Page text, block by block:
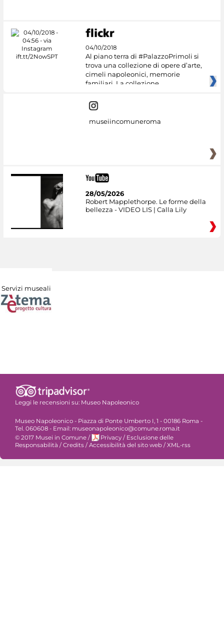
04/10/2018
Al piano terra di #PalazzoPrimoli si
trova una collezione di opere d’arte,
cimeli napoleonici, memorie
familiari. La collezione
museiincomuneroma
28/05/2026
Robert Mapplethorpe. Le forme della
bellezza - VIDEO LIS | Calla Lily
Servizi museali
Leggi le recensioni su: Museo Napoleonico
Museo Napoleonico - Piazza di Ponte Umberto I, 1 - 00186 Roma -
Tel. 060608 - Email: museonapoleonico@comune.roma.it
© 2017 Musei in Comune / Privacy / Esclusione delle
Responsabilità /Credits /Accessibilità del sito web /XML-rss